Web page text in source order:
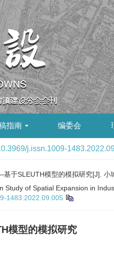
指南 编委会
j.issn.1009-
于SLEUTH模型的模拟研究[J]. 小
of Spatial Expansion in
1483.2022.09.005
模型的模拟研究